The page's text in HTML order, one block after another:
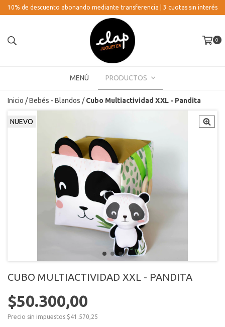
10% de descuento abonando mediante transferencia | 3 cuotas sin interés
0
MENÚ PRODUCTOS
Inicio /Bebés - Blandos / Cubo Multiactividad XXL - Pandita
NUEVO
CUBO MULTIACTIVIDAD XXL - PANDITA
$50.300,00
Precio sin impuestos $41.570,25